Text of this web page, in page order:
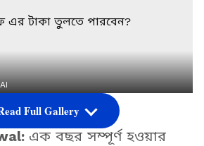
পারবেন?
এক বছর সম্পূর্ণ হওয়ার
Full Gallery